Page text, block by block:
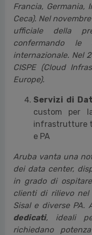
Francia, Germania,
Ceca). Nel
ufficiale della
confermando le
internazionale. Nel
CISPE (Cloud
Europe).
Servizi di
custom per
infrastrutture
e PA
Aruba vanta una
dei data center,
in grado di
clienti di rilievo nel
Sisal e diverse PA.
dedicati, ideali
richiedano